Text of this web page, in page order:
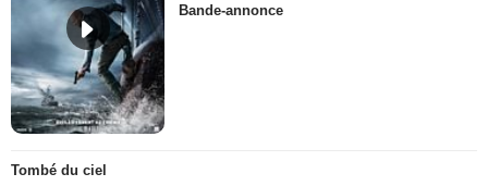
Bande-annonce
Tombé du ciel